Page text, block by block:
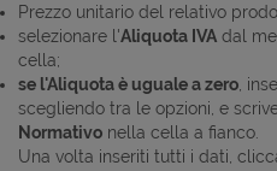
Prezzo unitario del relativo
selezionare l'Aliquota IVA dal
cella;
se l'Aliquota è uguale a zero ,
scegliendo tra le opzioni, e
Normativo nella cella a fianco.
Una volta inseriti tutti i dati,